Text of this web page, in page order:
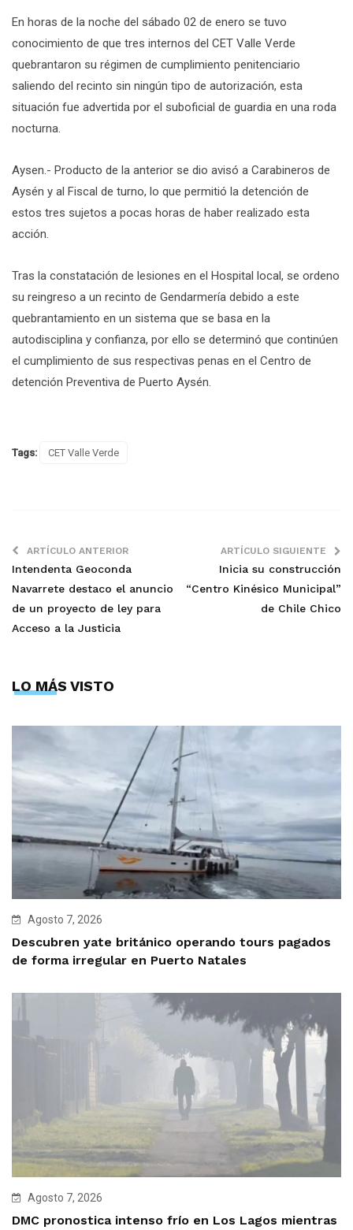
En horas de la noche del sábado 02 de enero se tuvo
conocimiento de que tres internos del CET Valle Verde
quebrantaron su régimen de cumplimiento penitenciario
saliendo del recinto sin ningún tipo de autorización, esta
situación fue advertida por el suboficial de guardia en una roda
nocturna.
Aysen.- Producto de la anterior se dio avisó a Carabineros de
Aysén y al Fiscal de turno, lo que permitió la detención de
estos tres sujetos a pocas horas de haber realizado esta
acción.
Tras la constatación de lesiones en el Hospital local, se ordeno
su reingreso a un recinto de Gendarmería debido a este
quebrantamiento en un sistema que se basa en la
autodisciplina y confianza, por ello se determinó que continúen
el cumplimiento de sus respectivas penas en el Centro de
detención Preventiva de Puerto Aysén.
Tags: CET Valle Verde
ARTÍCULO ANTERIOR
Intendenta Geoconda
Navarrete destaco el anuncio
de un proyecto de ley para
Acceso a la Justicia
ARTÍCULO SIGUIENTE
Inicia su construcción
“Centro Kinésico Municipal”
de Chile Chico
LO MÁS VISTO
Agosto 7, 2026
Descubren yate británico operando tours pagados
de forma irregular en Puerto Natales
Agosto 7, 2026
DMC pronostica intenso frío en Los Lagos mientras